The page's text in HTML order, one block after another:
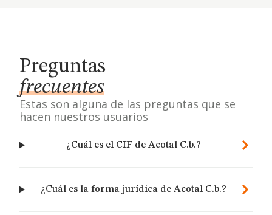
Preguntas
frecuentes
Estas son alguna de las preguntas que se
hacen nuestros usuarios
¿Cuál es el CIF de Acotal C.b.?
¿Cuál es la forma jurídica de Acotal C.b.?